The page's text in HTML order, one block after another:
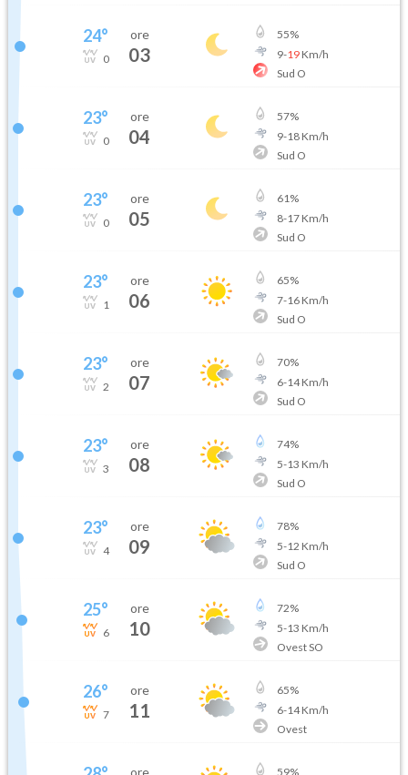
24°
0
ore
03
55%
9-19Km/h
Sud O
23°
0
ore
04
57%
9-18Km/h
Sud O
23°
0
ore
05
61%
8-17Km/h
Sud O
23°
1
ore
06
65%
7-16Km/h
Sud O
23°
2
ore
07
70%
6-14Km/h
Sud O
23°
3
ore
08
74%
5-13 Km/h
Sud O
23°
4
ore
09
78%
5-12 Km/h
Sud O
25°
6
ore
10
72%
5-13 Km/h
Ovest SO
26°
7
ore
11
65%
6-14Km/h
Ovest
ore 59%